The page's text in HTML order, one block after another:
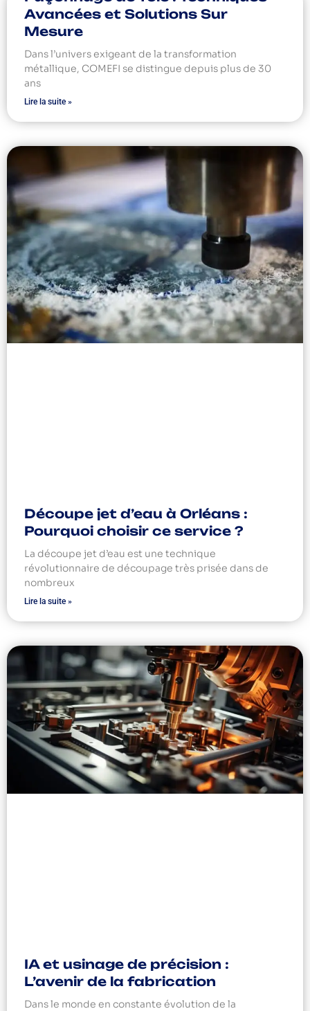
Avancées et Solutions Sur
Mesure
Dans l’univers exigeant de la transformation
métallique, COMEFI se distingue depuis plus de 30
ans
Lire la suite »
Découpe jet d’eau à Orléans :
Pourquoi choisir ce service ?
La découpe jet d’eau est une technique
révolutionnaire de découpage très prisée dans de
nombreux
Lire la suite »
IA et usinage de précision :
L’avenir de la fabrication
Dans le monde en constante évolution de la